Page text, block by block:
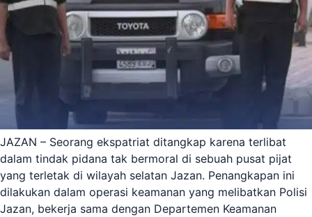
JAZAN – Seorang ekspatriat ditangkap karena terlibat
dalam tindak pidana tak bermoral di sebuah pusat pijat
yang terletak di wilayah selatan Jazan. Penangkapan ini
dilakukan dalam operasi keamanan yang melibatkan Polisi
Jazan, bekerja sama dengan Departemen Keamanan